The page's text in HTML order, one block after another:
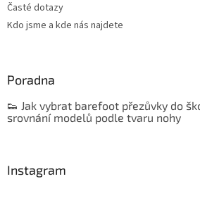
Časté dotazy
Kdo jsme a kde nás najdete
Poradna
👟 Jak vybrat barefoot přezůvky do
srovnání modelů podle tvaru nohy
Instagram